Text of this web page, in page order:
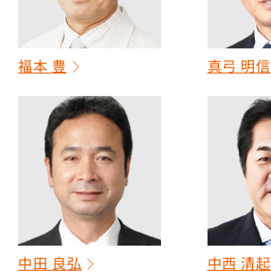
福本 豊 真弓 明信
中田 良弘 中西 清起